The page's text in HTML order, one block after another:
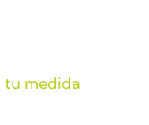
tu medida